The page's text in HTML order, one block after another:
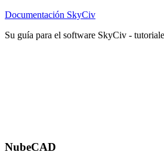
Documentación SkyCiv
Su guía para el software SkyCiv -
NubeCAD